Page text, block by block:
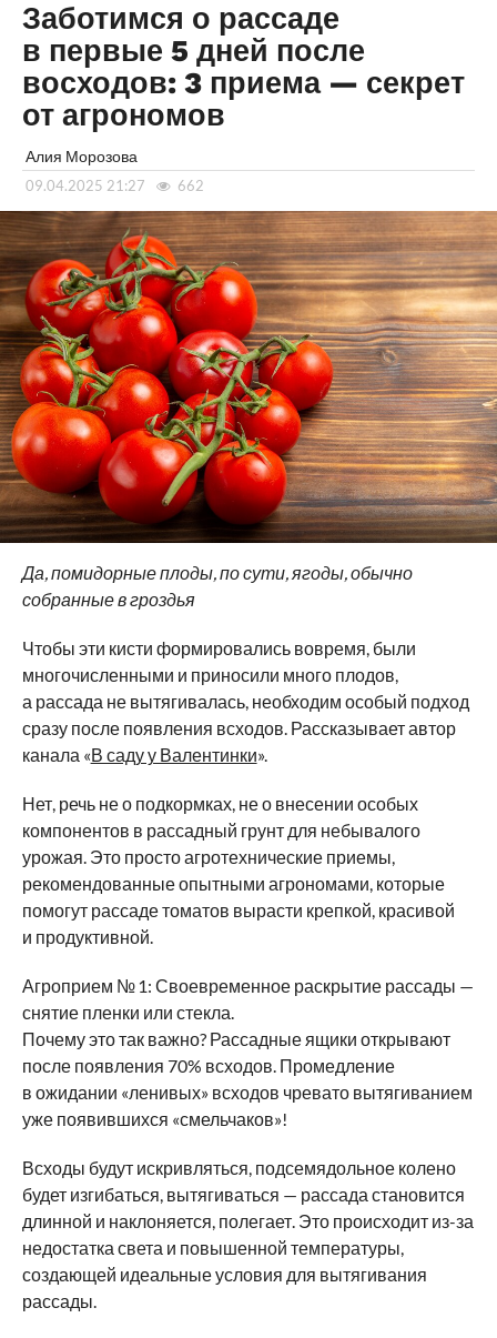
Заботимся о рассаде
в первые 5 дней после
восходов: 3 приема — секрет
от агрономов
Алия Морозова
09.04.2025 21:27 662
Да, помидорные плоды, по сути, ягоды, обычно
собранные в гроздья
Чтобы эти кисти формировались вовремя, были
многочисленными и приносили много плодов,
а рассада не вытягивалась, необходим особый подход
сразу после появления всходов. Рассказывает автор
канала «В саду у Валентинки».
Нет, речь не о подкормках, не о внесении особых
компонентов в рассадный грунт для небывалого
урожая. Это просто агротехнические приемы,
рекомендованные опытными агрономами, которые
помогут рассаде томатов вырасти крепкой, красивой
и продуктивной.
Агроприем № 1: Своевременное раскрытие рассады —
снятие пленки или стекла.
Почему это так важно? Рассадные ящики открывают
после появления 70% всходов. Промедление
в ожидании «ленивых» всходов чревато вытягиванием
уже появившихся «смельчаков»!
Всходы будут искривляться, подсемядольное колено
будет изгибаться, вытягиваться — рассада становится
длинной и наклоняется, полегает. Это происходит из-за
недостатка света и повышенной температуры,
создающей идеальные условия для вытягивания
рассады.